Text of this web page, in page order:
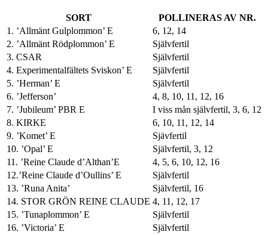
SORT
POLLINERAS AV NR.
1. ’Allmänt Gulplommon’ E
6, 12, 14
2. ’Allmänt Rödplommon’ E
Självfertil
3. CSAR
Självfertil
4. Experimentalfältets Sviskon’ E
Självfertil
5. ’Herman’ E
Självfertil
6. ’Jefferson’
4, 8, 10, 11, 12, 16
7. ’Jubileum’ PBR E
I viss mån självfertil, 3, 6, 12
8. KIRKE
6, 10, 11, 12, 14
9. ’Komet’ E
Sjävfertil
10. ’Opal’ E
Självfertil, 3, 12
11. ’Reine Claude d’Althan’E
4, 5, 6, 10, 12, 16
12.’Reine Claude d’Oullins’ E
Självfertil
13. ’Runa Anita’
Självfertil, 16
14. STOR GRÖN REINE CLAUDE 4, 11, 12, 17
15. ’Tunaplommon’ E
Självfertil
16. ’Victoria’ E
Självfertil